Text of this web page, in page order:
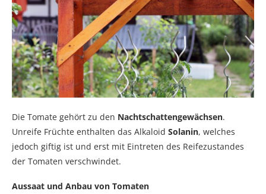
Die Tomate gehört zu den Nachtschattengewächsen.
Unreife Früchte enthalten das Alkaloid Solanin, welches
jedoch giftig ist und erst mit Eintreten des Reifezustandes
der Tomaten verschwindet.
Aussaat und Anbau von Tomaten